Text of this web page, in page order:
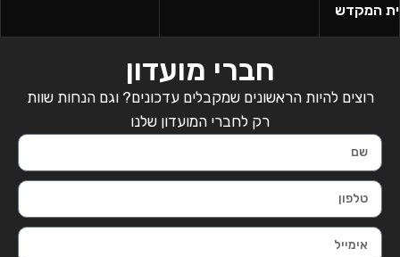
המקדש
חברי מועדון
רוצים להיות הראשונים שמקבלים עדכונים? וגם הנחות שוות
רק לחברי המועדון שלנו